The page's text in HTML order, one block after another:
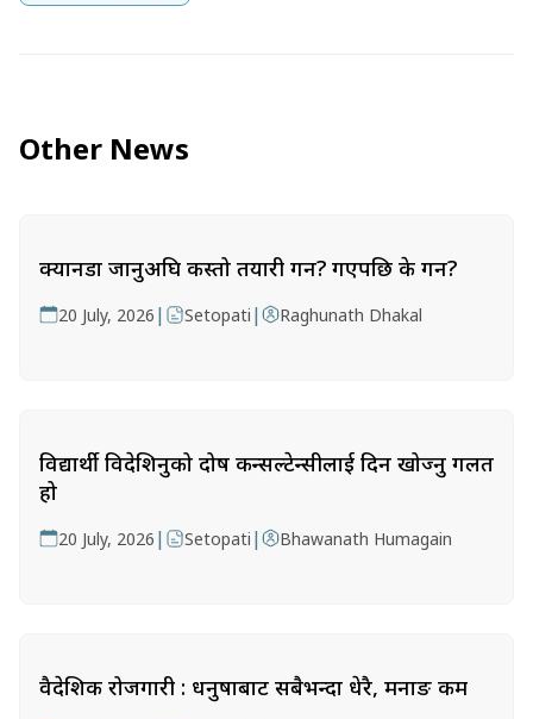
Other News
क्यानडा जानुअघि कस्तो तयारी गर्ने? गएपछि के गर्ने?
20 July, 2026 | Setopati | Raghunath Dhakal
विद्यार्थी विदेशिनुको दोष कन्सल्टेन्सीलाई दिन खोज्नु गलत
हो
20 July, 2026 | Setopati | Bhawanath Humagain
वैदेशिक रोजगारी : धनुषाबाट सबैभन्दा धेरै, मनाङ कम